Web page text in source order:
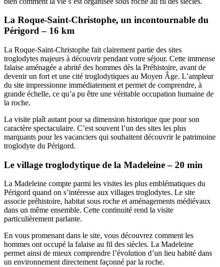
La Roque-Saint-Christophe, un incontournable du
Périgord – 16 km
La Roque-Saint-Christophe fait clairement partie des sites
troglodytes majeurs à découvrir pendant votre séjour. Cette immense
falaise aménagée a abrité des hommes dès la Préhistoire, avant de
devenir un fort et une cité troglodytiques au Moyen Âge. L’ampleur
du site impressionne immédiatement et permet de comprendre, à
grande échelle, ce qu’a pu être une véritable occupation humaine de
la roche.
La visite plaît autant pour sa dimension historique que pour son
caractère spectaculaire. C’est souvent l’un des sites les plus
marquants pour les vacanciers qui souhaitent découvrir le patrimoine
troglodyte du Périgord.
Le village troglodytique de la Madeleine – 20 min
La Madeleine compte parmi les visites les plus emblématiques du
Périgord quand on s’intéresse aux villages troglodytes. Le site
associe préhistoire, habitat sous roche et aménagements médiévaux
dans un même ensemble. Cette continuité rend la visite
particulièrement parlante.
En vous promenant dans le site, vous découvrez comment les
hommes ont occupé la falaise au fil des siècles. La Madeleine
permet ainsi de mieux comprendre l’évolution d’un lieu habité dans
un environnement directement façonné par la roche.